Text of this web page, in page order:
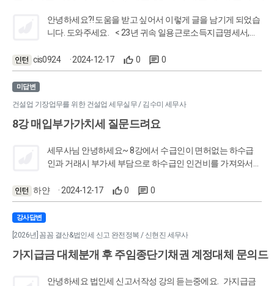
안녕하세요?! 도움을 받고 싶어서 이렇게 글을 남기게 되었습
니다. 도와주세요. < 23년 귀속 일용근로소득지급명세서,간
료] 제출 안내 > 1. 과소(미)제출 확인대상(23년) 간이지급명
세서(근로소득) 77,196,586 ※ 표기된 금액은 23년 연간 원천
(미)제출된 금액입니다. 라는 내용의 우편물을 받았다면
서 거래처에서 연락이 왔습니다. 제가 세무사사무실 한달차
서 위하고를 사용하고 있는데, 해당 문제를 해결하기 위해서
는 어디에서 무엇을 확인해야하는지가 궁금합니다. 쌤~ 도와
cis0924 · 2024-12-17 0 0
미답변
건설업 기장업무를 위한 건설업 세무실무 / 김수미 세무사
8강 매입부가가치세 질문드려요
세무사님 안녕하세요~ 8강에서 수급인이 면허없는 하수급
인과 거래시 부가세 부담으로 하수급인 인건비를 가져와서
수급인 인건비 기장은 어떻게 해야하는지도 궁금하구요. 참
고로 지금 면허없는 인테리어업체 기장하려고 합니다. (인건
하얀 · 2024-12-17 0 0
강사답변
[2026년] 꼼꼼 결산&법인세 신고 완전정복 / 신현진 세무사
가지급금 대체분개 후 주임종단기채권 계정대체 문의드
안녕하세요 법인세 신고서작성 강의 듣는중에요. 가지급금